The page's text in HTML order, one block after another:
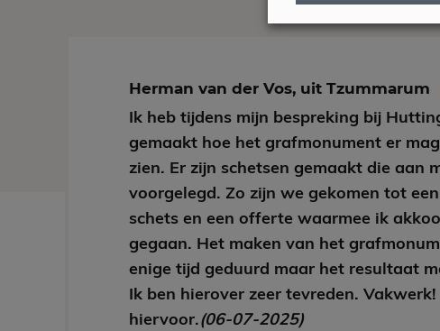
Herman van der Vos, uit Tzummarum
Ik heb tijdens mijn bespreking bij
gemaakt hoe het grafmonument er
zien. Er zijn schetsen gemaakt die aan
voorgelegd. Zo zijn we gekomen tot
schets en een offerte waarmee ik
gegaan. Het maken van het
enige tijd geduurd maar het resultaat
Ik ben hierover zeer tevreden.
hiervoor.(06-07-2025)